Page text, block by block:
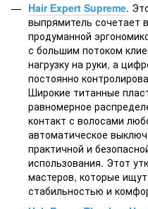
Hair Expert Supreme.
выпрямитель сочетает
продуманной
с большим потоком
нагрузку на руки, а
постоянно
Широкие титанные
равномерное
контакт с волосами
автоматическое
практичной и
использования. Этот
мастеров, которые
стабильностью и